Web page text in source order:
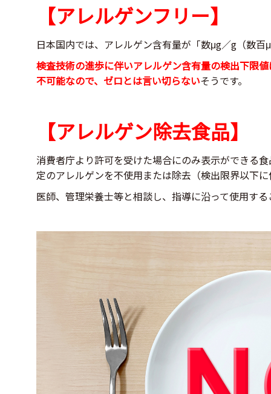
【アレルゲンフリー】
日本国内では、アレルゲン含有量が「数μg／g（数
検査技術の進歩に伴いアレルゲン含有量の検出下限
不可能なので、ゼロとは言い切らないそうです。
【アレルゲン除去食品】
消費者庁より許可を受けた場合にのみ表示ができる
定のアレルゲンを不使用または除去（検出限界以下
医師、管理栄養士等と相談し、指導に沿って使用す